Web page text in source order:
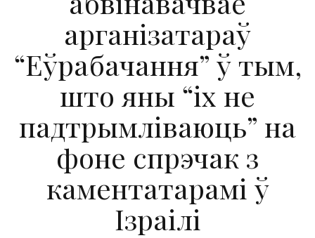
арганізатараў
“Еўрабачання” ў тым,
што яны “іх ​​не
падтрымліваюць” на
фоне спрэчак з
каментатарамі ў
Ізраілі